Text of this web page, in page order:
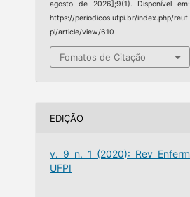
agosto de 2026];9(1). Disponível em:
https://periodicos.ufpi.br/index.php/reuf
pi/article/view/610
Fomatos de Citação
EDIÇÃO
v. 9 n. 1 (2020): Rev Enferm
UFPI